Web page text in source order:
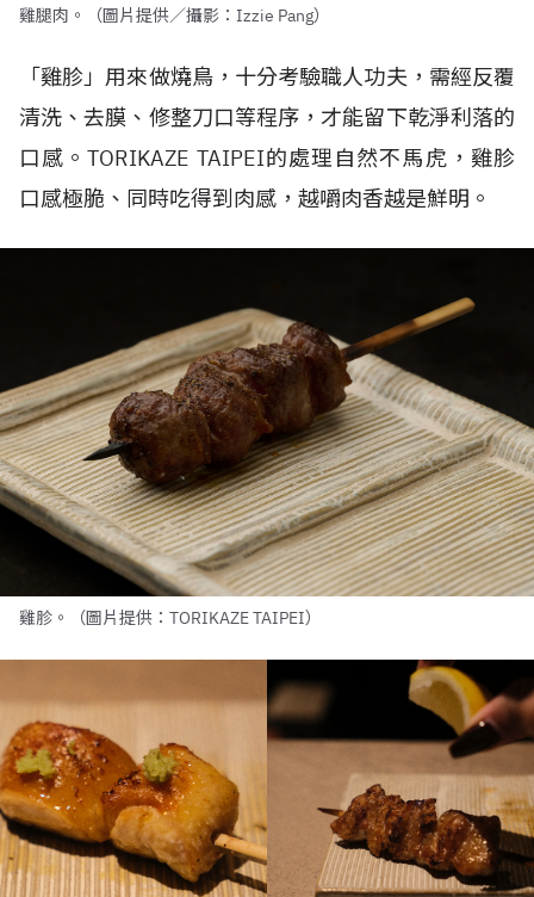
雞腿肉。（圖片提供／攝影：Izzie Pang）
「雞胗」用來做燒鳥，十分考驗職人功夫，需經反覆
清洗、去膜、修整刀口等程序，才能留下乾淨利落的
口感。TORIKAZE TAIPEI的處理自然不馬虎，雞胗
口感極脆、同時吃得到肉感，越嚼肉香越是鮮明。
雞胗。（圖片提供：TORIKAZE TAIPEI）